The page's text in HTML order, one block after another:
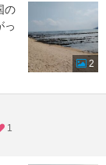
の
っ
2
1